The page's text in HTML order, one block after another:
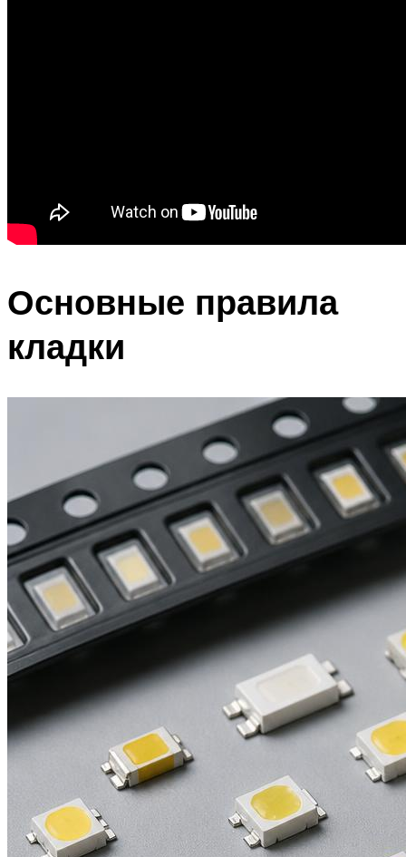
Основные правила
кладки